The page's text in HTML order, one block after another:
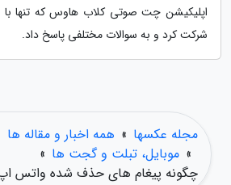
اپلیکیشن چت صوتی کلاب هاوس که تنها با
شرکت کرد و به سوالات مختلفی پاسخ داد.
مجله عکسها » همه اخبار و مقاله ها
» موبایل، تبلت و گجت ها »
چگونه پیغام های حذف شده واتس اپ